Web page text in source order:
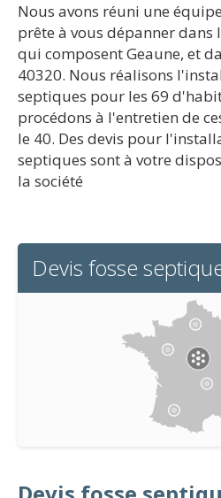
Nous avons réuni une
prête à vous dépanner dans
qui composent Geaune, et
40320. Nous réalisons
septiques pour les 69
procédons à l'entretien de
le 40. Des devis pour
septiques sont à votre
la société
Devis fosse